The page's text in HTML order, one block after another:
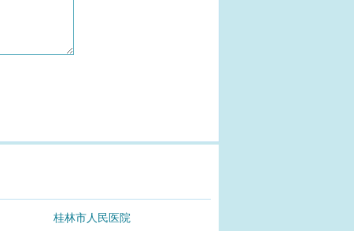
桂林市人民医院